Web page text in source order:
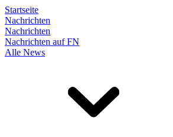
Startseite
Nachrichten
Nachrichten
Nachrichten auf FN
Alle News